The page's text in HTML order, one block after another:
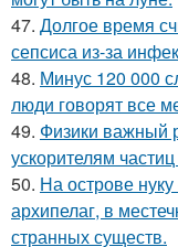
47. Долгое время
сепсиса из-за
48. Минус 120 000
люди говорят все
49. Физики важный
ускорителям
50. На острове
архипелаг, в
странных существ.